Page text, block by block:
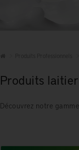
Produits
Découvrez notre